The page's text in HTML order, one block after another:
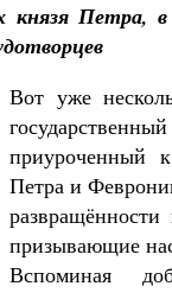
князя Петра,
Вот уже
приуроченный
Петра и
призывающие
Вспоминая